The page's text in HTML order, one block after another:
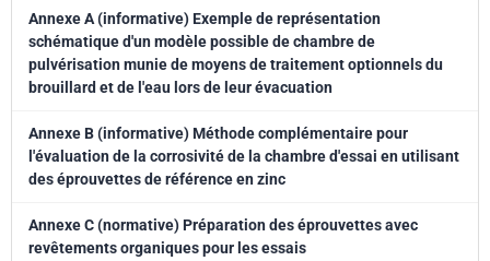
Annexe A (informative) Exemple de représentation
schématique d'un modèle possible de chambre de
pulvérisation munie de moyens de traitement optionnels du
brouillard et de l'eau lors de leur évacuation
Annexe B (informative) Méthode complémentaire pour
l'évaluation de la corrosivité de la chambre d'essai en utilisant
des éprouvettes de référence en zinc
Annexe C (normative) Préparation des éprouvettes avec
revêtements organiques pour les essais